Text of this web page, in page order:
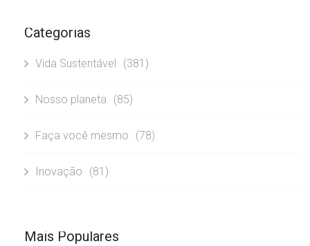
Categorias
Vida Sustentável (381)
Nosso planeta (85)
Faça você mesmo (78)
Inovação (81)
Mais Populares